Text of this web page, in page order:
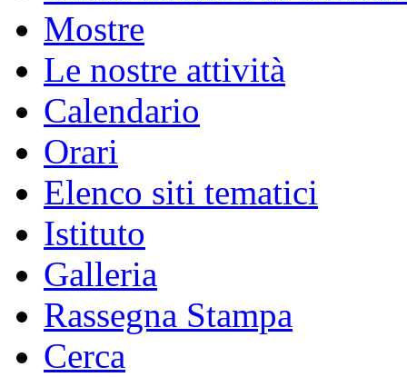
Mostre
Le nostre attività
Calendario
Orari
Elenco siti tematici
Istituto
Galleria
Rassegna Stampa
Cerca